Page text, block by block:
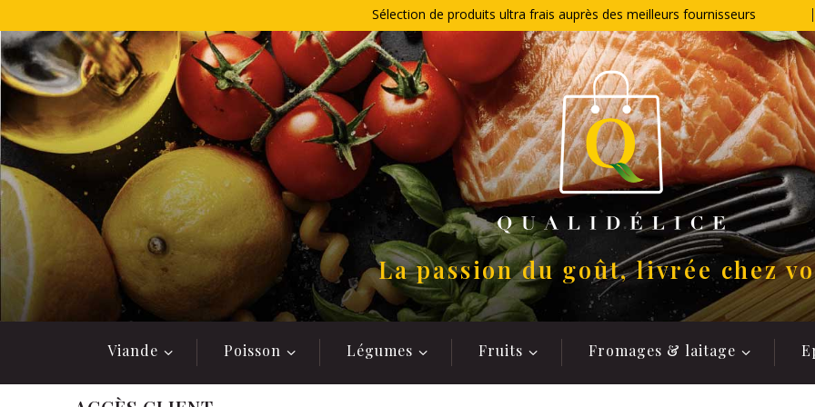
au
contenu
Sélection de produits ultra frais auprès des meilleurs fournisseurs
La passion du goût, livrée chez
Viande Poisson Légumes Fruits Fromages & laitage